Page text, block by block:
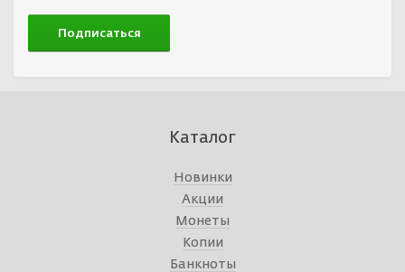
Каталог
Новинки
Акции
Монеты
Копии
Банкноты